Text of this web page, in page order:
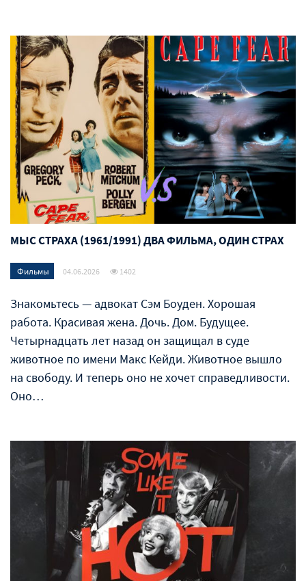
МЫС СТРАХА (1961/1991) ДВА ФИЛЬМА, ОДИН СТРАХ
Фильмы 04.06.2026 1402
Знакомьтесь — адвокат Сэм Боуден. Хорошая
работа. Красивая жена. Дочь. Дом. Будущее.
Четырнадцать лет назад он защищал в суде
животное по имени Макс Кейди. Животное вышло
на свободу. И теперь оно не хочет справедливости.
Оно…